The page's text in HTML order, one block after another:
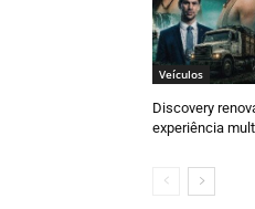
Veículos
Discovery
experiência